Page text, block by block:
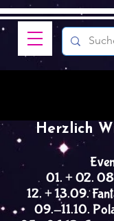
01. + 02.
12. + 13.09.
09.-11.10.
Herzlich